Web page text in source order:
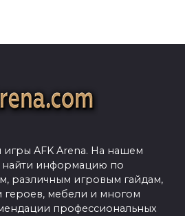
AFK Arena. На нашем
найти информацию по
различным игровым гайдам,
героев, мебели и многом
профессиональных